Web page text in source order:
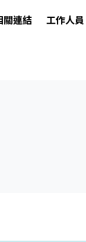
關連結 工作人員